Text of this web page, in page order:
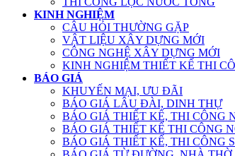
KINH NGHIỆM
CÂU HỎI THƯỜNG GẶP
VẬT LIỆU XÂY DỰNG MỚI
CÔNG NGHỆ XÂY DỰNG MỚI
KINH NGHIỆM THIẾT KẾ THI
BÁO GIÁ
KHUYẾN MẠI, ƯU ĐÃI
BÁO GIÁ LÂU ĐÀI, DINH THỰ
BÁO GIÁ THIẾT KẾ, THI CÔNG
BÁO GIÁ THIẾT KẾ THI CÔNG
BÁO GIÁ THIẾT KẾ, THI CÔNG